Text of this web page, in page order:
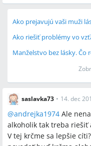
Ako prejavujú vaši muži
Ako riešiť problémy vo
Manželstvo bez lásky. Čo
saslavka73 • 14. dec
@andrejka1974 Ale
alkoholik tak treba riešiť
V tej krčme sa lepšie